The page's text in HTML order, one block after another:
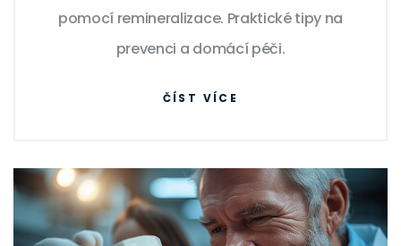
pomocí remineralizace. Praktické tipy na
prevenci a domácí péči.
ČÍST VÍCE